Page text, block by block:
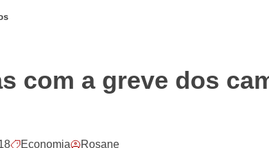
com a greve dos
Economia Rosane